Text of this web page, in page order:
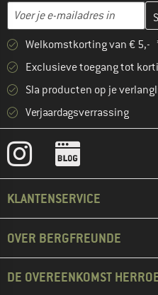
E-mailadres
Vul je e-mailadres hier in en
Welkomstkorting van € 5,-
Exclusieve toegang tot
Sla producten op je
Verjaardagsverrassing
KLANTENSERVICE
OVER BERGFREUNDE
DE OVEREENKOMST